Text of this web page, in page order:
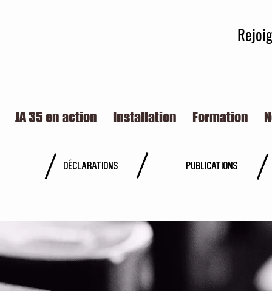
JA 35 en action Installation Formation
publications
déclarations